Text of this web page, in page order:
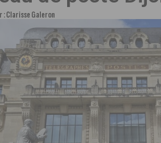
:Clarisse Galeron